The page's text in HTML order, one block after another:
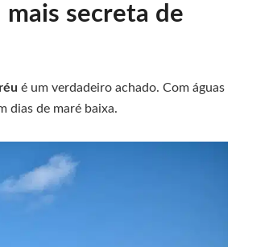
mais secreta de
é um verdadeiro achado. Com águas
dias de maré baixa.